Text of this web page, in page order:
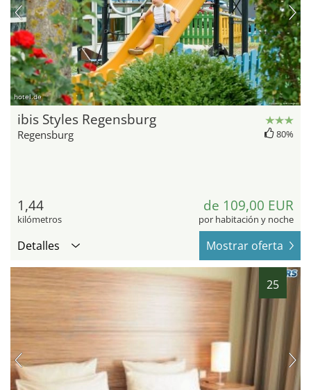
hotel.de
ibis Styles Regensburg
Regensburg 80%
1,44
kilómetros
de 109,00 EUR
por habitación y noche
Detalles Mostrar oferta
25